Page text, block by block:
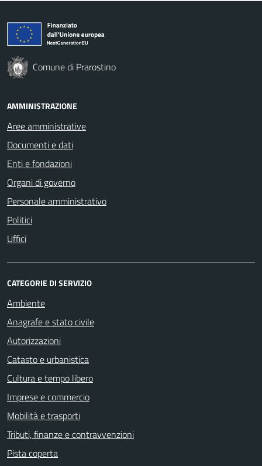
Comune di Prarostino
AMMINISTRAZIONE
Aree amministrative
Documenti e dati
Enti e fondazioni
Organi di governo
Personale amministrativo
Politici
Uffici
CATEGORIE DI SERVIZIO
Ambiente
Anagrafe e stato civile
Autorizzazioni
Catasto e urbanistica
Cultura e tempo libero
Imprese e commercio
Mobilità e trasporti
Tributi, finanze e contravvenzioni
Pista coperta